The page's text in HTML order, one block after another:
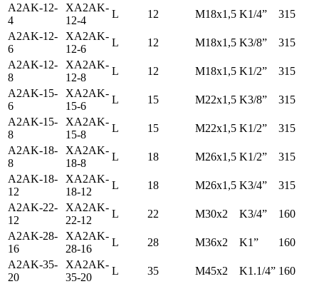
A2AK-12-
4
ХA2AK-
12-4
L 12 M18x1,5 K1/4”
315
A2AK-12-
6
ХA2AK-
12-6
L 12 M18x1,5 K3/8”
315
A2AK-12-
8
ХA2AK-
12-8
L 12 M18x1,5 K1/2”
315
A2AK-15-
6
ХA2AK-
15-6
L 15 M22x1,5 K3/8”
315
A2AK-15-
8
ХA2AK-
15-8
L 15 M22x1,5 K1/2”
315
A2AK-18-
8
ХA2AK-
18-8
L 18 M26x1,5 K1/2”
315
A2AK-18-
12
ХA2AK-
18-12
L 18 M26x1,5 K3/4”
315
A2AK-22-
12
ХA2AK-
22-12
L 22 M30x2 K3/4”
160
A2AK-28-
16
ХA2AK-
28-16
L 28 M36x2 K1”
160
A2AK-35-
20
ХA2AK-
35-20
L 35 M45x2 K1.1/4” 160